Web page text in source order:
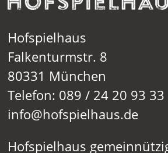
Hofspielhaus
Falkenturmstr. 8
80331 München
Telefon: 089 / 24 20 93 33
info@hofspielhaus.de
Hofspielhaus